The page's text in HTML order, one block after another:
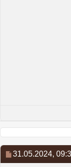
31.05.2024,